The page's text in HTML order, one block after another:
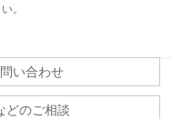
。
い合わせ
どのご相談